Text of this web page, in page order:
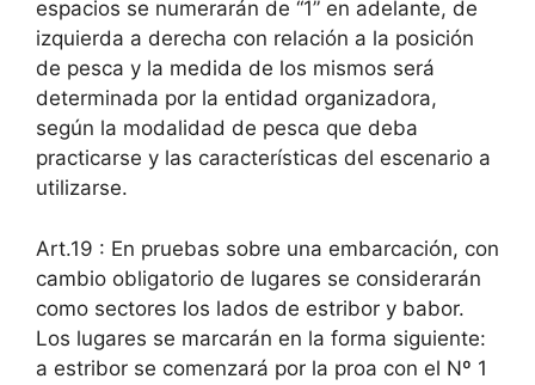
espacios se numerarán de “1” en adelante, de
izquierda a derecha con relación a la posición
de pesca y la medida de los mismos será
determinada por la entidad organizadora,
según la modalidad de pesca que deba
practicarse y las características del escenario a
utilizarse.
Art.19 : En pruebas sobre una embarcación, con
cambio obligatorio de lugares se considerarán
como sectores los lados de estribor y babor.
Los lugares se marcarán en la forma siguiente:
a estribor se comenzará por la proa con el Nº 1